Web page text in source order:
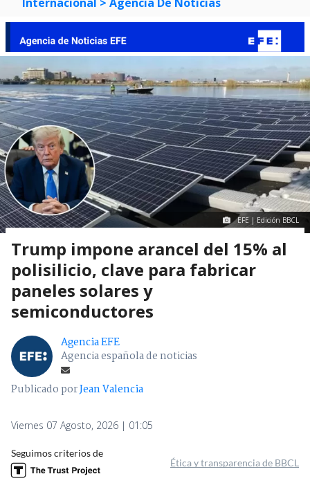
EFE | Edición BBCL
Trump impone arancel del 15% al
polisilicio, clave para fabricar
paneles solares y
semiconductores
Agencia EFE
Agencia española de noticias
Publicado porJean Valencia
Viernes 07 Agosto, 2026 | 01:05
Seguimos criterios de
Ética y transparencia de BBCL